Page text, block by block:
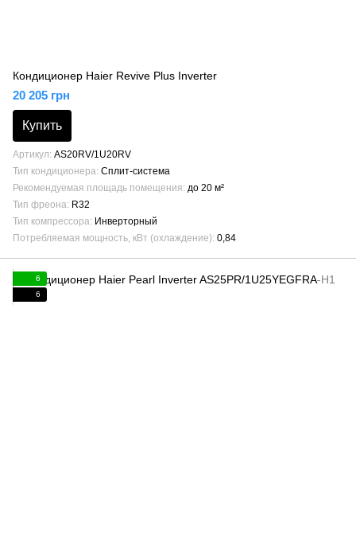
Кондиционер Haier Revive Plus Inverter
20 205 грн
Купить
Артикул AS20RV/1U20RV
Тип кондиционера Сплит-система
Рекомендуемая площадь помещения до 20 м²
Тип фреона R32
Тип компрессора Инверторный
Потребляемая мощность, кВт (охлаждение) 0,84
6
6